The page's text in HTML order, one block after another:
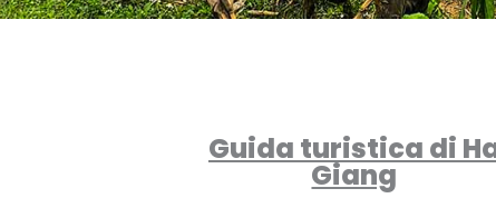
Guida turistica di
Giang